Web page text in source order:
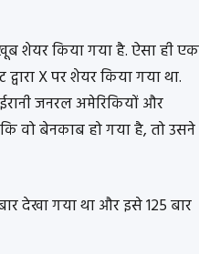
शेयर किया गया है. ऐसा ही एक
X पर शेयर किया गया था.
जनरल अमेरिकियों और
वो बेनकाब हो गया है, तो उसने
देखा गया था और इसे 125 बार